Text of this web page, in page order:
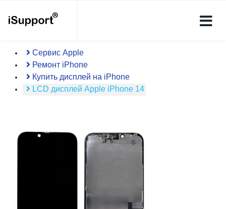
Сервис Apple
Ремонт iPhone
Купить дисплей на iPhone
LCD дисплей Apple iPhone 14